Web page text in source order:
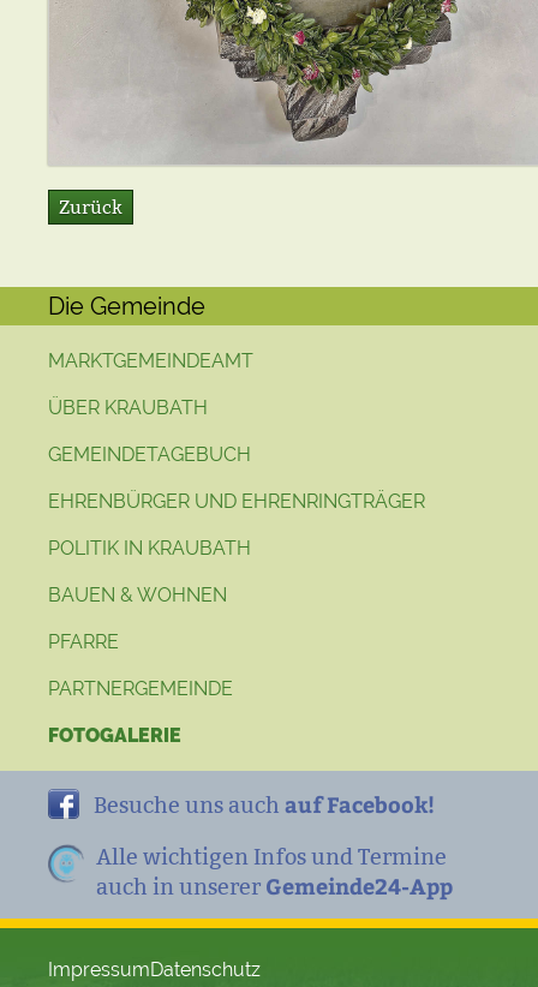
Zurück
Die Gemeinde
MARKTGEMEINDEAMT
ÜBER KRAUBATH
GEMEINDETAGEBUCH
EHRENBÜRGER UND EHRENRINGTRÄGER
POLITIK IN KRAUBATH
BAUEN & WOHNEN
PFARRE
PARTNERGEMEINDE
FOTOGALERIE
Besuche uns auch auf Facebook!
Alle wichtigen Infos und Termine
auch in unserer Gemeinde24-App
ImpressumDatenschutz